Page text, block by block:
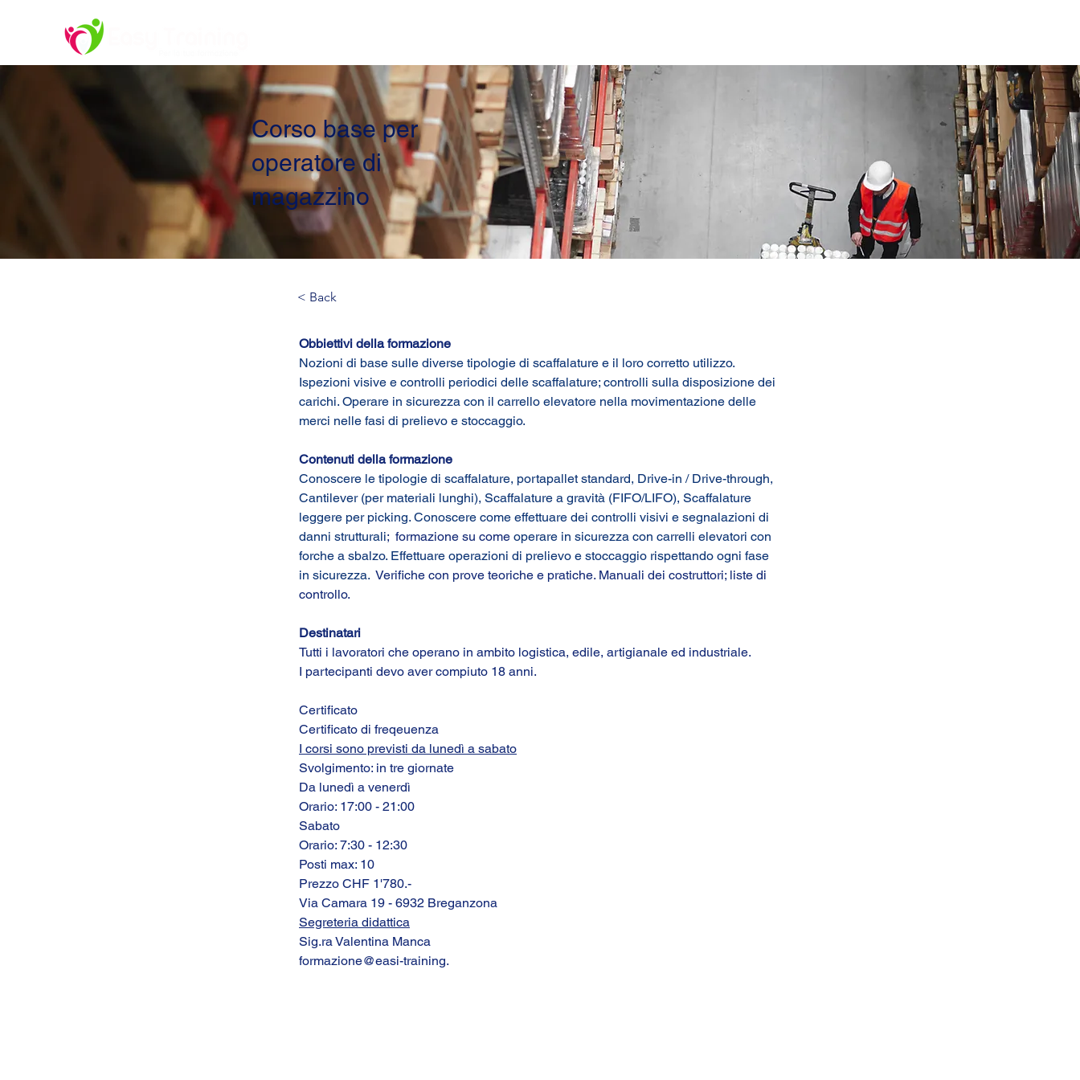
Corso base per
operatore di
magazzino
< Back
Obbiettivi della formazione
Nozioni di base sulle diverse tipologie di scaffalature e il loro corretto utilizzo.
Ispezioni visive e controlli periodici delle scaffalature; controlli sulla disposizione dei
carichi. Operare in sicurezza con il carrello elevatore nella movimentazione delle
merci nelle fasi di prelievo e stoccaggio.
Contenuti della formazione
Conoscere le tipologie di scaffalature, portapallet standard, Drive-in / Drive-through,
Cantilever (per materiali lunghi), Scaffalature a gravità (FIFO/LIFO), Scaffalature
leggere per picking. Conoscere come effettuare dei controlli visivi e segnalazioni di
danni strutturali;  formazione su come operare in sicurezza con carrelli elevatori con
forche a sbalzo. Effettuare operazioni di prelievo e stoccaggio rispettando ogni fase
in sicurezza. Verifiche con prove teoriche e pratiche. Manuali dei costruttori; liste di
controllo.
Destinatari
Tutti i lavoratori che operano in ambito logistica, edile, artigianale ed industriale.
I partecipanti devo aver compiuto 18 anni.
Certificato
Certificato di freqeuenza
I corsi sono previsti da lunedì a sabato
Svolgimento: in tre giornate
Da lunedì a venerdì
Orario: 17:00 - 21:00
Sabato
Orario: 7:30 - 12:30
Posti max: 10
Prezzo CHF 1'780.-
Via Camara 19 - 6932 Breganzona
Segreteria didattica
Sig.ra Valentina Manca
formazione@easi-training.